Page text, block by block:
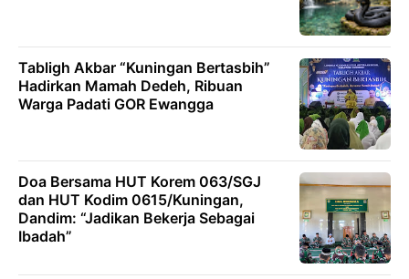
Tabligh Akbar “Kuningan Bertasbih”
Hadirkan Mamah Dedeh, Ribuan
Warga Padati GOR Ewangga
Doa Bersama HUT Korem 063/SGJ
dan HUT Kodim 0615/Kuningan,
Dandim: “Jadikan Bekerja Sebagai
Ibadah”